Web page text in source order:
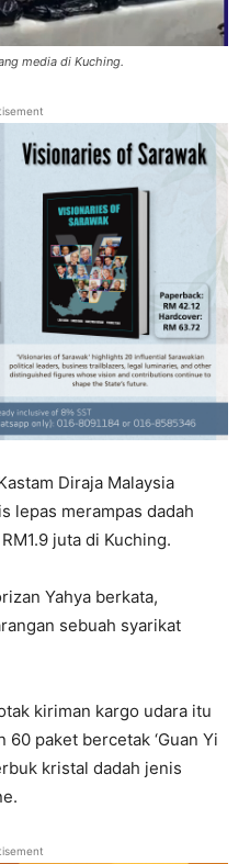
media di Kuching.
Diraja Malaysia
lepas merampas dadah
juta di Kuching.
Yahya berkata,
sebuah syarikat
kiriman kargo udara itu
60 paket bercetak ‘Guan Yi
kristal dadah jenis